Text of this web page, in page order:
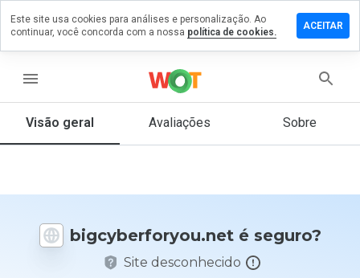
menu
Visão geral Avaliações Sobre
bigcyberforyou.net é seguro?
Site desconhecido
em
De 1
nota
daria
Este site usa cookies para análises e personalização. Ao
continuar, você concorda com a nossa política de cookies.
ACEITAR